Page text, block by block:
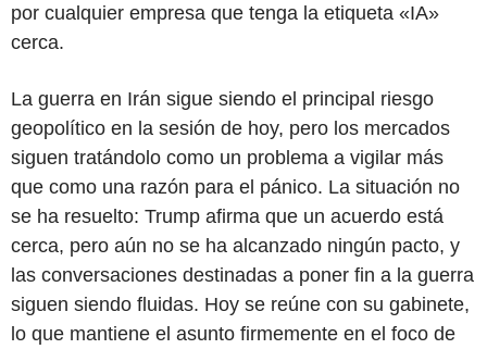
por cualquier empresa que tenga la etiqueta «IA»
cerca.
La guerra en Irán sigue siendo el principal riesgo
geopolítico en la sesión de hoy, pero los mercados
siguen tratándolo como un problema a vigilar más
que como una razón para el pánico. La situación no
se ha resuelto: Trump afirma que un acuerdo está
cerca, pero aún no se ha alcanzado ningún pacto, y
las conversaciones destinadas a poner fin a la guerra
siguen siendo fluidas. Hoy se reúne con su gabinete,
lo que mantiene el asunto firmemente en el foco de